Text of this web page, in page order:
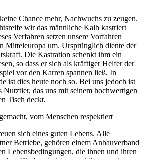
Chance mehr, Nachwuchs zu zeugen.
wir das männliche Kalb kastriert
Verfahren setzen unsere Vorfahren
Mitteleuropa um. Ursprünglich diente der
Die Kastration schenkt ihm ein
so dass er sich als kräftiger Helfer der
vor den Karren spannen ließ. In
ist dies heute noch so. Bei uns jedoch ist
Nutztier, das uns mit seinem hochwertigen
Tisch deckt.
vom Menschen respektiert
sich eines guten Lebens. Alle
Betriebe, gehören einem Anbauverband
Lebensbedingungen, die ihnen und ihren